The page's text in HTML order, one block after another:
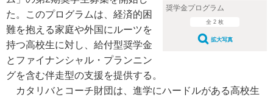
奨学金プログラム
全 2 枚
拡大写真
た。このプログラムは、経済的困
難を抱える家庭や外国にルーツを
持つ高校生に対し、給付型奨学金
とファイナンシャル・プランニン
グを含む伴走型の支援を提供する。
カタリバとコーチ財団は、進学にハードルがある高校生